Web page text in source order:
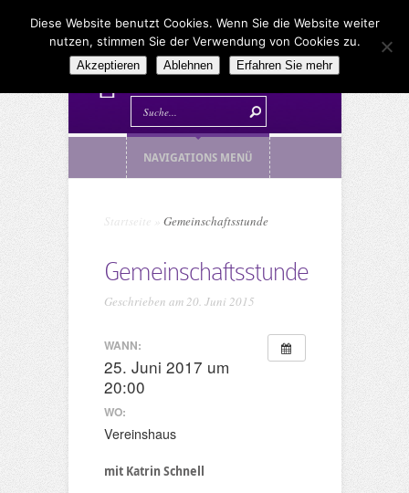
NAVIGATIONS MENÜ
Startseite Gemeinschaftsstunde
Gemeinschaftsstunde
Geschrieben am 20. Juni 2015
WANN:
25. Juni 2017 um
20:00
WO:
Vereinshaus
mit Katrin Schnell
Diese Website benutzt Cookies. Wenn Sie die Website weiter
nutzen, stimmen Sie der Verwendung von Cookies zu.
Akzeptieren Ablehnen Erfahren Sie mehr